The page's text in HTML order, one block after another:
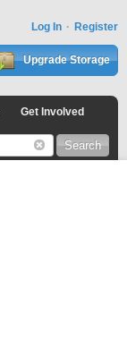
Log In Register
Upgrade Storage
Get Involved